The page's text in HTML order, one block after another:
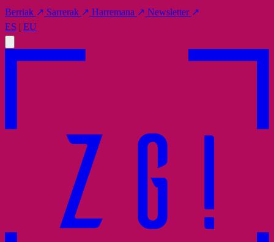
Berriak ↗ Sarrerak ↗ Harremana ↗ Newsletter ↗
ES | EU